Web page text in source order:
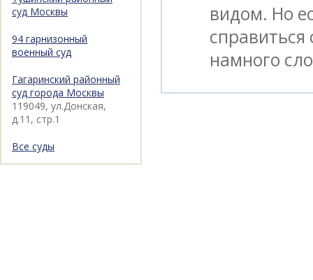
видом. Но
справиться
намного
суд Москвы
94 гарнизонный
военный суд
Гагаринский районный
суд города Москвы
119049, ул.Донская,
д.11, стр.1
Все суды